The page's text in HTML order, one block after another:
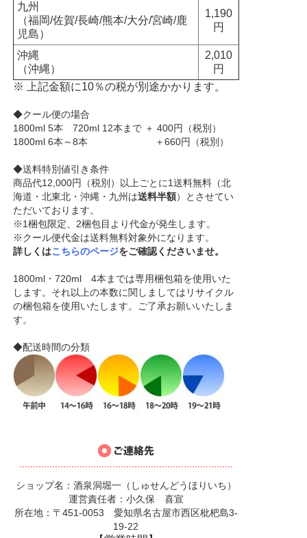
九州
（福岡/佐賀/長崎/熊本/大分/宮崎/鹿
児島）
1,190
円
沖縄
（沖縄）
2,010
円
※ 上記金額に10％の税が別途かかります。
◆クール便の場合
1800ml 5本 720ml 12本まで ＋ 400円（税別）
1800ml 6本～8本 ＋660円（税別）
◆送料特別値引き条件
商品代12,000円（税別）以上ごとに1送料無料（北
海道・北東北・沖縄・九州は送料半額）とさせてい
ただいております。
※1梱包限定、2梱包目より代金が発生します。
※クール便代金は送料無料対象外になります。
詳しくはこちらのページをご確認くださいませ。
1800ml・720ml 4本までは専用梱包箱を使用いた
します。それ以上の本数に関しましてはリサイクル
の梱包箱を使用いたします。ご了承お願いいたしま
す。
◆配送時間の分類
ショップ名：酒泉洞堀一（しゅせんどうほりいち）
運営責任者：小久保 喜宣
所在地：〒451-0053 愛知県名古屋市西区枇杷島3-
19-22